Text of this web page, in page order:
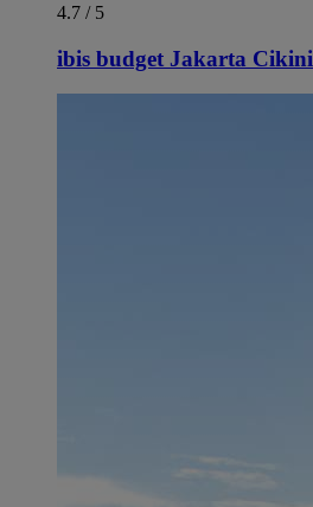
4.7 / 5
ibis budget Jakarta Cikini